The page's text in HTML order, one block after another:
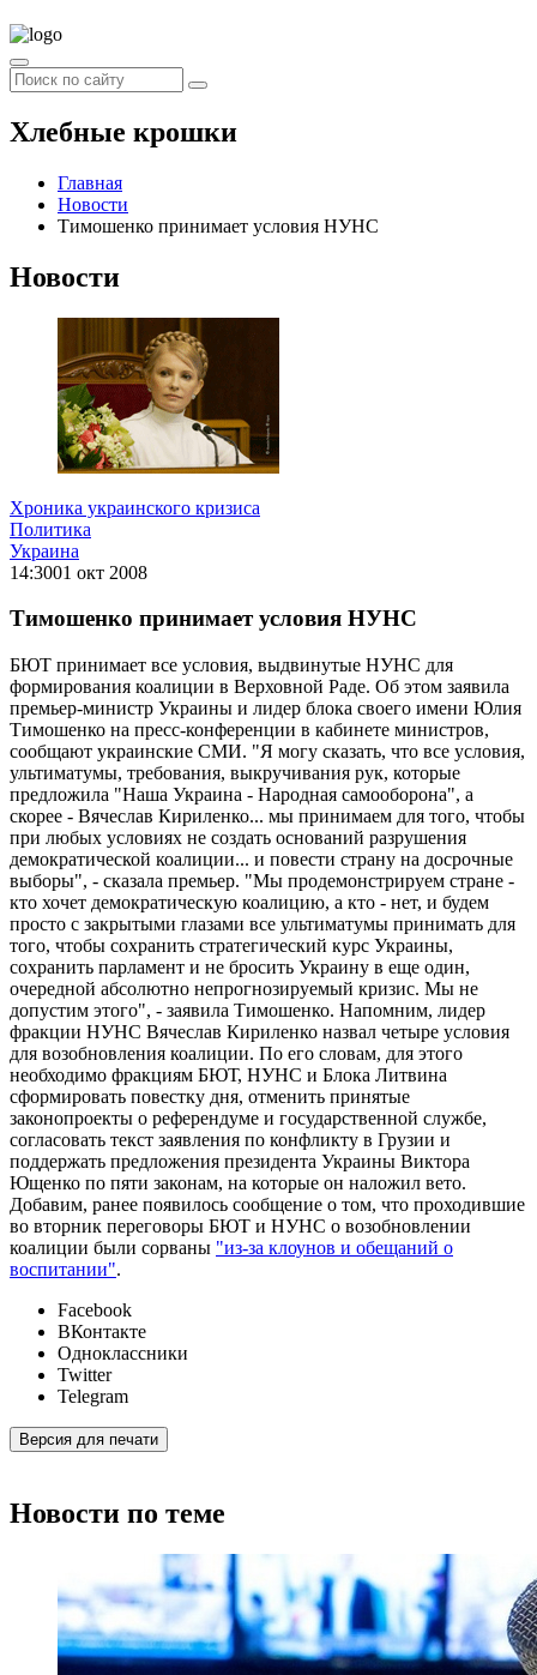
Хлебные крошки
Главная
Новости
Тимошенко принимает условия НУНС
Новости
Хроника украинского кризиса
Политика
Украина
14:3001 окт 2008
Тимошенко принимает условия НУНС
БЮТ принимает все условия, выдвинутые НУНС для
формирования коалиции в Верховной Раде. Об этом заявила
премьер-министр Украины и лидер блока своего имени Юлия
Тимошенко на пресс-конференции в кабинете министров,
сообщают украинские СМИ. "Я могу сказать, что все условия,
ультиматумы, требования, выкручивания рук, которые
предложила "Наша Украина - Народная самооборона", а
скорее - Вячеслав Кириленко... мы принимаем для того, чтобы
при любых условиях не создать оснований разрушения
демократической коалиции... и повести страну на досрочные
выборы", - сказала премьер. "Мы продемонстрируем стране -
кто хочет демократическую коалицию, а кто - нет, и будем
просто с закрытыми глазами все ультиматумы принимать для
того, чтобы сохранить стратегический курс Украины,
сохранить парламент и не бросить Украину в еще один,
очередной абсолютно непрогнозируемый кризис. Мы не
допустим этого", - заявила Тимошенко. Напомним, лидер
фракции НУНС Вячеслав Кириленко назвал четыре условия
для возобновления коалиции. По его словам, для этого
необходимо фракциям БЮТ, НУНС и Блока Литвина
сформировать повестку дня, отменить принятые
законопроекты о референдуме и государственной службе,
согласовать текст заявления по конфликту в Грузии и
поддержать предложения президента Украины Виктора
Ющенко по пяти законам, на которые он наложил вето.
Добавим, ранее появилось сообщение о том, что проходившие
во вторник переговоры БЮТ и НУНС о возобновлении
коалиции были сорваны "из-за клоунов и обещаний о
воспитании".
Facebook
ВКонтакте
Одноклассники
Twitter
Telegram
Версия для печати
Новости по теме